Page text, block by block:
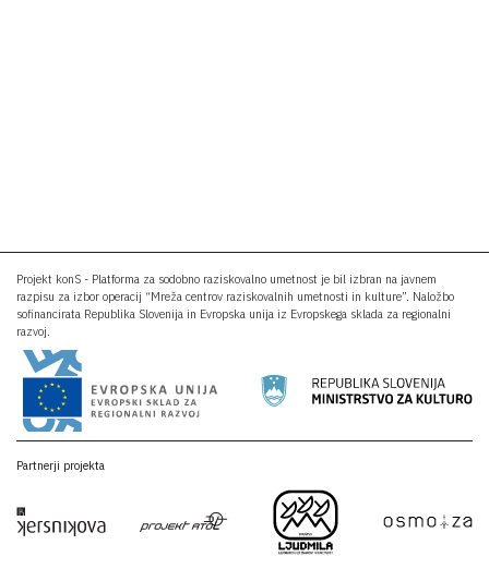
Projekt konS - Platforma za sodobno raziskovalno umetnost je bil izbran na javnem
razpisu za izbor operacij “Mreža centrov raziskovalnih umetnosti in kulture”. Naložbo
sofinancirata Republika Slovenija in Evropska unija iz Evropskega sklada za regionalni
razvoj.
Partnerji projekta